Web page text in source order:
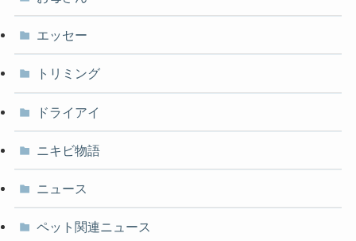
エッセー
トリミング
ドライアイ
ニキビ物語
ニュース
ペット関連ニュース